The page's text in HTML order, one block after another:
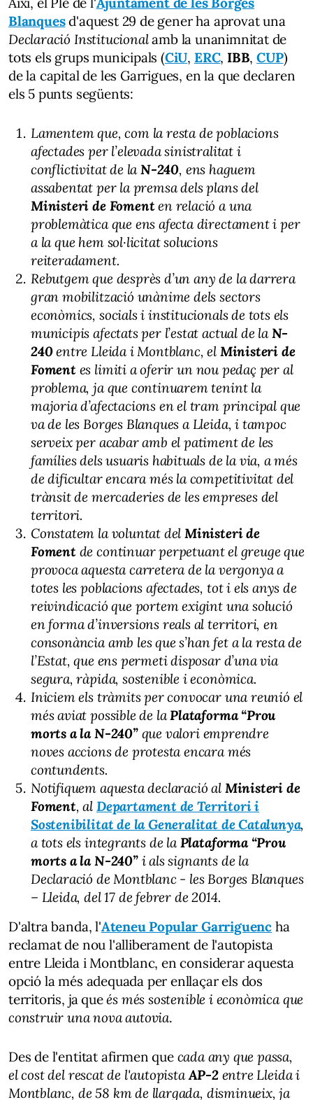
Blanquesd'aquest 29 de gener ha aprovat una
Declaració Institucionalamb la unanimnitat de
tots els grups municipals (CiU, ERC, IBB,CUP)
de la capital de les Garrigues, en la que declaren
els 5 punts següents:
Lamentem que, com la resta de poblacions
afectades per l’elevada sinistralitat i
conflictivitat de la N-240, ens haguem
assabentat per la premsa dels plans del
Ministeri de Fomenten relació a una
problemàtica que ens afecta directament i per
a la que hem sol·licitat solucions
reiteradament.
Rebutgem que desprès d’un any de la darrera
gran mobilització unànime dels sectors
econòmics, socials i institucionals de tots els
municipis afectats per l’estat actual de la N-
240entre Lleida i Montblanc, el Ministeri de
Fomentes limiti a oferir un nou pedaç per al
problema, ja que continuarem tenint la
majoria d’afectacions en el tram principal que
va de les Borges Blanques a Lleida, i tampoc
serveix per acabar amb el patiment de les
famílies dels usuaris habituals de la via, a més
de dificultar encara més la competitivitat del
trànsit de mercaderies de les empreses del
territori.
Constatem la voluntat del Ministeri de
Fomentde continuar perpetuant el greuge que
provoca aquesta carretera de la vergonya a
totes les poblacions afectades, tot i els anys de
reivindicació que portem exigint una solució
en forma d’inversions reals al territori, en
consonància amb les que s’han fet a la resta de
l’Estat, que ens permeti disposar d’una via
segura, ràpida, sostenible i econòmica.
Iniciem els tràmits per convocar una reunió el
més aviat possible de laPlataforma “Prou
morts a la N-240”que valori emprendre
noves accions de protesta encara més
contundents.
Notifiquem aquesta declaració al Ministeri de
Foment, al Departament de Territori i
Sostenibilitat de la Generalitat de Catalunya,
a tots els integrants de la Plataforma “Prou
morts a la N-240”i als signants de la
Declaració de Montblanc - les Borges Blanques
– Lleida, del 17 de febrer de 2014.
D'altra banda, l'Ateneu Popular Garriguenc ha
reclamat de nou l'alliberament de l'autopista
entre Lleida i Montblanc, en considerar aquesta
opció la més adequada per enllaçar els dos
territoris, ja queés més sostenible i econòmica que
construir una nova autovia.
Des de l'entitat afirmen que cada any que passa,
el cost del rescat de l'autopistaAP-2 entre Lleida i
Montblanc, de 58 km de llargada, disminueix, ja